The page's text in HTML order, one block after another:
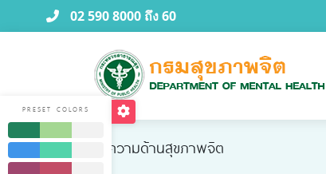
02 590 8000 ถึง 60
บทความด้านสุขภาพจิต
PRESET COLORS